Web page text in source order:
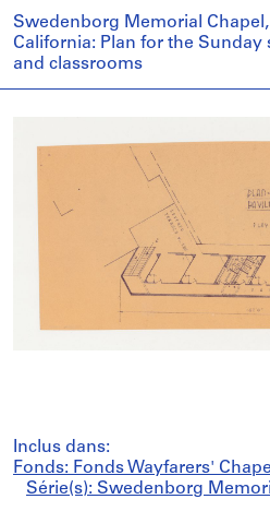
Swedenborg Memorial
California: Plan for the Sunday
and classrooms
Inclus dans:
Fonds: Fonds Wayfarers'
Série(s): Swedenborg